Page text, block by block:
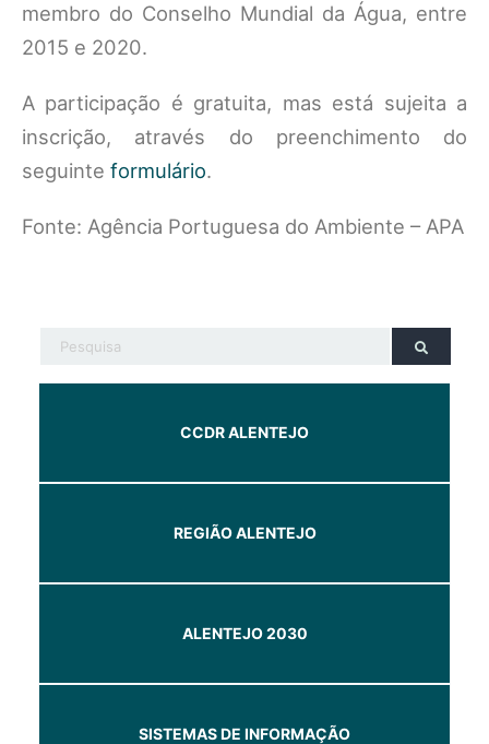
membro do Conselho Mundial da Água, entre
2015 e 2020.
A participação é gratuita, mas está sujeita a
inscrição, através do preenchimento do
seguinte formulário.
Fonte: Agência Portuguesa do Ambiente – APA
CCDR ALENTEJO
REGIÃO ALENTEJO
ALENTEJO 2030
SISTEMAS DE INFORMAÇÃO